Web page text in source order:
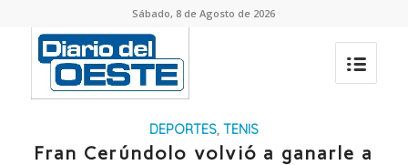
Sábado, 8 de Agosto de 2026
DEPORTES, TENIS
Fran Cerúndolo volvió a ganarle a